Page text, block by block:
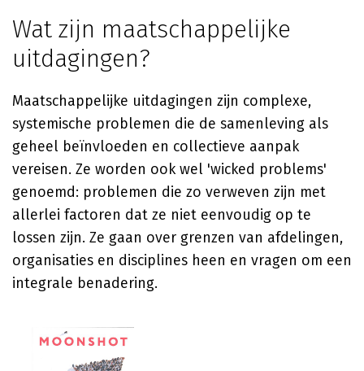
Wat zijn maatschappelijke
uitdagingen?
Maatschappelijke uitdagingen zijn complexe,
systemische problemen die de samenleving als
geheel beïnvloeden en collectieve aanpak
vereisen. Ze worden ook wel 'wicked problems'
genoemd: problemen die zo verweven zijn met
allerlei factoren dat ze niet eenvoudig op te
lossen zijn. Ze gaan over grenzen van afdelingen,
organisaties en disciplines heen en vragen om een
integrale benadering.